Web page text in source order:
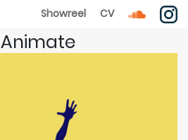
CV
Showreel
Animate